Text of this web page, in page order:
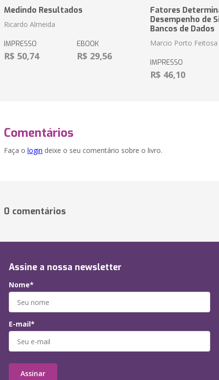
Medindo Resultados
Ricardo Almeida
IMPRESSO
R$ 50,74
EBOOK
R$ 29,56
Fatores
Desempenho de
Bancos de Dados
Marcio Porto Feitosa
IMPRESSO
R$ 46,10
Comentários
Faça o login deixe o seu comentário sobre o livro.
0 comentários
Assine a nossa newsletter
Nome*
E-mail*
Assinar